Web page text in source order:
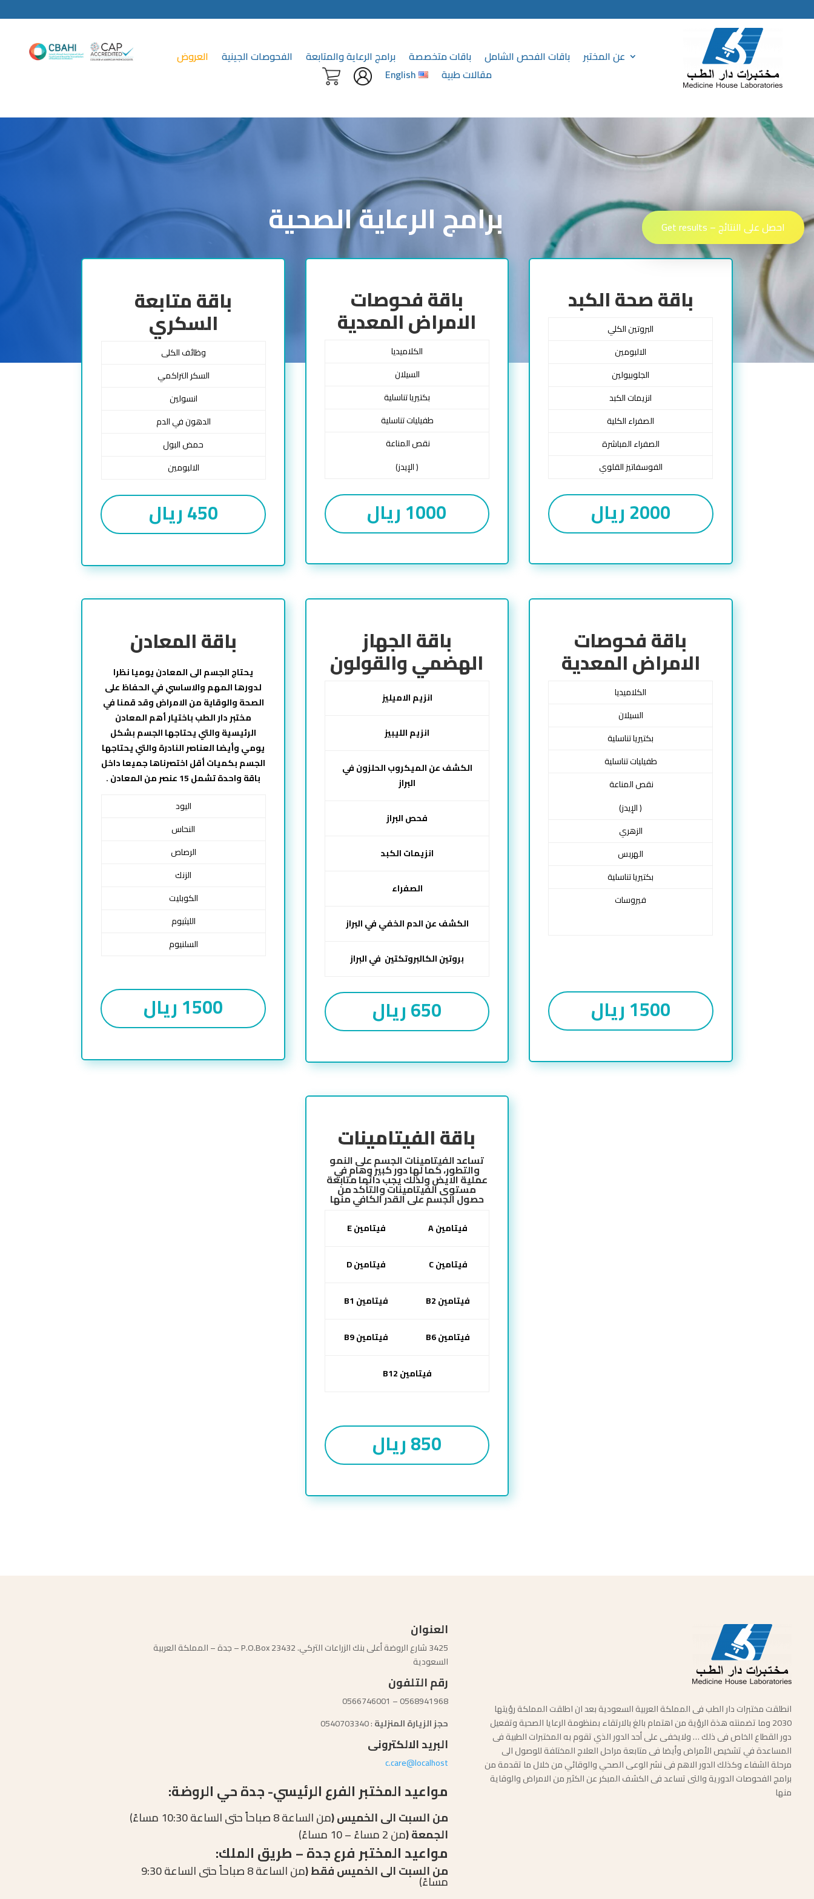
عن المختبر باقات الفحص الشامل باقات متخصصة برامج الرعاية والمتابعة الفحوصات الجينية
العروض
مقالات طبية
English
برامج الرعاية الصحية
باقة متابعة
السكري
وظائف الكلى
السكر التراكمي
انسولين
الدهون في الدم
حمض البول
الالبومين
450 ريال
باقة فحوصات
الامراض المعدية
الكلاميديا
السيلان
بكتيريا تناسلية
طفيليات تناسلية
نقص المناعة
( الإيدز)
1000 ريال
باقة صحة الكبد
البروتين الكلي
الالبومين
الجلوبيولين
انزيمات الكبد
الصفراء الكلية
الصفراء المباشرة
الفوسفاتيز القلوي
2000 ريال
باقة المعادن
يحتاج الجسم الى المعادن يوميا نظرا
لدورها المهم والاساسي في الحفاظ على
الصحة والوقاية من الامراض وقد قمنا في
مختبر دار الطب باختيار أهم المعادن
الرئيسية والتي يحتاجها الجسم بشكل
يومي وأيضا العناصر النادرة والتي يحتاجها
الجسم بكميات أقل اختصرناها جميعا داخل
باقة واحدة تشمل 15 عنصر من المعادن .
اليود
النحاس
الرصاص
الزنك
الكوبليت
الليثيوم
السلنيوم
1500 ريال
باقة الجهاز
الهضمي والقولون
انزيم الاميليز
انزيم الليبيز
الكشف عن الميكروب الحلزون في
البراز
فحص البراز
انزيمات الكبد
الصفراء
الكشف عن الدم الخفي في البراز
بروتين الكالبروتكتين في البراز
650 ريال
باقة فحوصات
الامراض المعدية
الكلاميديا
السيلان
بكتيريا تناسلية
طفيليات تناسلية
نقص المناعة
( الإيدز)
الزهري
الهربس
بكتيريا تناسلية
فيروسات
1500 ريال
باقة الفيتامينات
تساعد الفيتامينات الجسم على النمو
والتطور، كما لها دور كبير وهام في
عملية الايض ولذلك يجب دائما متابعة
مستوى الفيتامينات والتأكد من
حصول الجسم على القدر الكافي منها
فيتامين A فيتامين E
فيتامين C فيتامين D
فيتامين B2 فيتامين B1
فيتامين B6 فيتامين B9
فيتامين B12
850 ريال
العنوان
3425 شارع الروضة أعلى بنك الزراعات التركي. P.O.Box 23432 – جدة – المملكة العربية
السعودية
رقم التلفون
0568941968 – 0566746001
حجز الزيارة المنزلية: 0540703340
البريد الالكترونى
c.care@localhost
مواعيد المختبر الفرع الرئيسي- جدة حي الروضة:
من السبت الى الخميس (من الساعة 8 صباحاً حتى الساعة 10:30 مساءً)
الجمعة (من 2 مساءً – 10 مساءً)
مواعيد المختبر فرع جدة – طريق الملك:
من السبت الى الخميس فقط ( من الساعة 8 صباحاً حتى الساعة 9:30
مساءً)
انطلقت مختبرات دار الطب فى المملكة العربية السعودية بعد ان اطلقت المملكة رؤيتها
2030 وما تضمنته هذة الرؤية من اهتمام بالغ بالارتقاء بمنظومة الرعايا الصحية وتفعيل
دور القطاع الخاص فى ذلك … ولايخفى على أحد الدور الذي تقوم به المختبرات الطبية فى
المساعدة في تشخيص الأمراض وأيضا فى متابعة مراحل العلاج المختلفة للوصول الى
مرحلة الشفاء وكذلك الدور الاهم فى نشر الوعى الصحي والوقائي من خلال ما تقدمة من
برامج الفحوصات الدورية والتى تساعد فى الكشف المبكر عن الكثير من الامراض والوقاية
منها
احصل على النتائج – Get results